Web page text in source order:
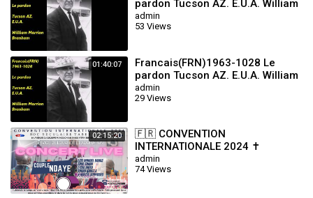
pardon Tucson AZ. E.U.A. William
Marrion Branham
admin
53 Views
01:40:07
Francais(FRN)1963-1028 Le
pardon Tucson AZ. E.U.A. William
Marrion Branham
admin
29 Views
02:15:20
🇫🇷 CONVENTION
INTERNATIONALE 2024 ✝️
CONCERT LIVE COUPLE NDAYE -
SAMEDI 08 JUIN 2024
admin
74 Views